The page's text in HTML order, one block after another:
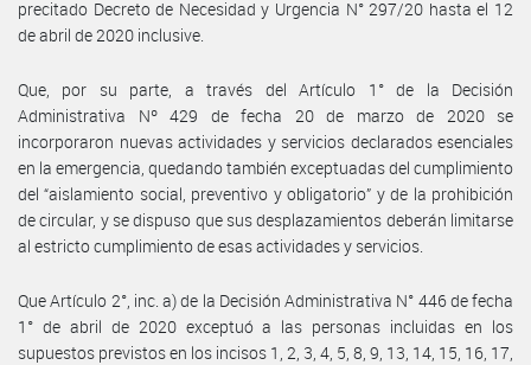
precitado Decreto de Necesidad y Urgencia N° 297/20 hasta el 12
de abril de 2020 inclusive.
Que, por su parte, a través del Artículo 1° de la Decisión
Administrativa Nº 429 de fecha 20 de marzo de 2020 se
incorporaron nuevas actividades y servicios declarados esenciales
en la emergencia, quedando también exceptuadas del cumplimiento
del “aislamiento social, preventivo y obligatorio” y de la prohibición
de circular, y se dispuso que sus desplazamientos deberán limitarse
al estricto cumplimiento de esas actividades y servicios.
Que Artículo 2°, inc. a) de la Decisión Administrativa N° 446 de fecha
1° de abril de 2020 exceptuó a las personas incluidas en los
supuestos previstos en los incisos 1, 2, 3, 4, 5, 8, 9, 13, 14, 15, 16, 17,